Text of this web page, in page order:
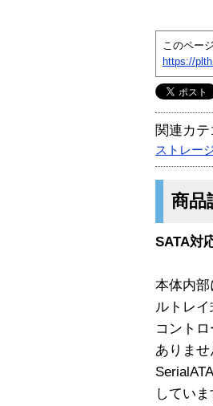
このペー
https://
関連カテ
ストレー
商品
SATA対
本体内
ルトレ
コント
ありま
してい